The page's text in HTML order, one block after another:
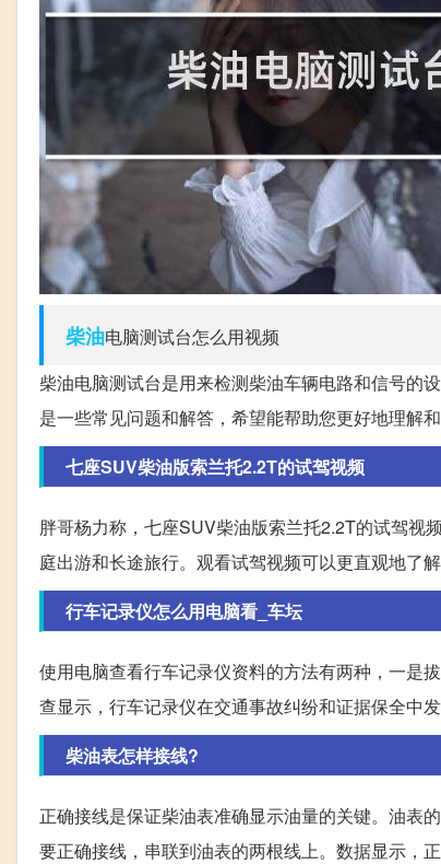
柴油电脑测试台怎么用视频
柴油电脑测试台是用来检测柴油车辆电路和信号的
是一些常见问题和解答，希望能帮助您更好地理解
七座SUV柴油版索兰托2.2T的试驾视频
胖哥杨力称，七座SUV柴油版索兰托2.2T的试驾视
庭出游和长途旅行。观看试驾视频可以更直观地了
行车记录仪怎么用电脑看_车坛
使用电脑查看行车记录仪资料的方法有两种，一是
查显示，行车记录仪在交通事故纠纷和证据保全中
柴油表怎样接线?
正确接线是保证柴油表准确显示油量的关键。油表
要正确接线，串联到油表的两根线上。数据显示，